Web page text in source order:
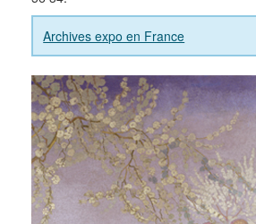
Archives expo en France